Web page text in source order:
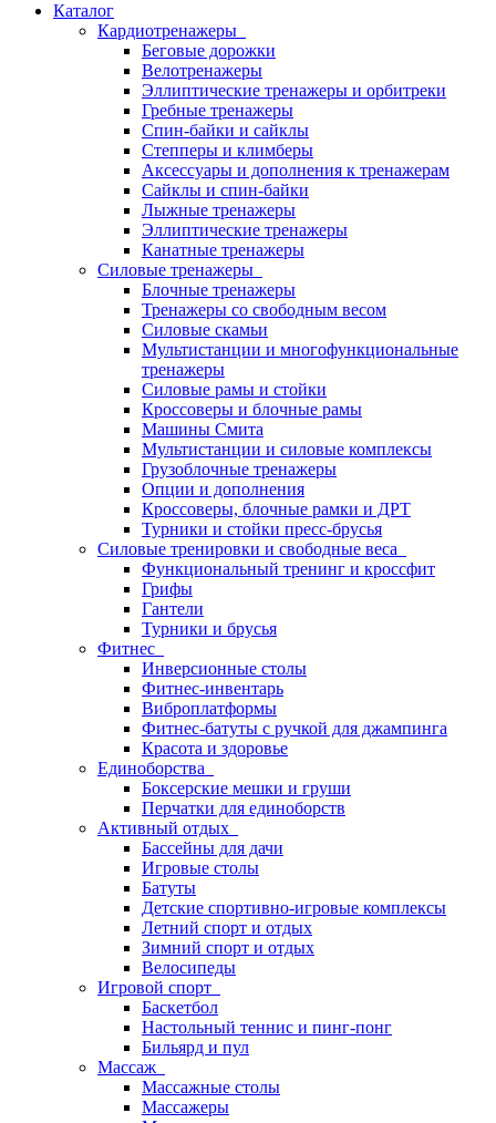
Каталог
Кардиотренажеры
Беговые дорожки
Велотренажеры
Эллиптические тренажеры и орбитреки
Гребные тренажеры
Спин-байки и сайклы
Степперы и климберы
Аксессуары и дополнения к тренажерам
Сайклы и спин-байки
Лыжные тренажеры
Эллиптические тренажеры
Канатные тренажеры
Силовые тренажеры
Блочные тренажеры
Тренажеры со свободным весом
Силовые скамьи
Мультистанции и многофункциональные
тренажеры
Силовые рамы и стойки
Кроссоверы и блочные рамы
Машины Смита
Мультистанции и силовые комплексы
Грузоблочные тренажеры
Опции и дополнения
Кроссоверы, блочные рамки и ДРТ
Турники и стойки пресс-брусья
Силовые тренировки и свободные веса
Функциональный тренинг и кроссфит
Грифы
Гантели
Турники и брусья
Фитнес
Инверсионные столы
Фитнес-инвентарь
Виброплатформы
Фитнес-батуты с ручкой для джампинга
Красота и здоровье
Единоборства
Боксерские мешки и груши
Перчатки для единоборств
Активный отдых
Бассейны для дачи
Игровые столы
Батуты
Детские спортивно-игровые комплексы
Летний спорт и отдых
Зимний спорт и отдых
Велосипеды
Игровой спорт
Баскетбол
Настольный теннис и пинг-понг
Бильярд и пул
Массаж
Массажные столы
Массажеры